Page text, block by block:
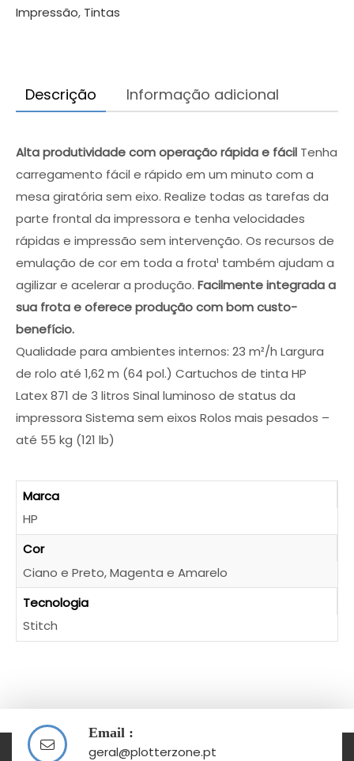
Impressão, Tintas
Descrição Informação adicional
Alta produtividade com operação rápida e fácil Tenha
carregamento fácil e rápido em um minuto com a
mesa giratória sem eixo. Realize todas as tarefas da
parte frontal da impressora e tenha velocidades
rápidas e impressão sem intervenção. Os recursos de
emulação de cor em toda a frota¹ também ajudam a
agilizar e acelerar a produção. Facilmente integrada a
sua frota e oferece produção com bom custo-
benefício.
Qualidade para ambientes internos: 23 m²/h Largura
de rolo até 1,62 m (64 pol.) Cartuchos de tinta HP
Latex 871 de 3 litros Sinal luminoso de status da
impressora Sistema sem eixos Rolos mais pesados –
até 55 kg (121 lb)
Marca
HP
Cor
Ciano e Preto, Magenta e Amarelo
Tecnologia
Stitch
Email :
geral@plotterzone.pt
para conhecer os descontos em vigor e encontrar
a solução exata para as suas necessidades.
QUERO SER CONTACTADO!